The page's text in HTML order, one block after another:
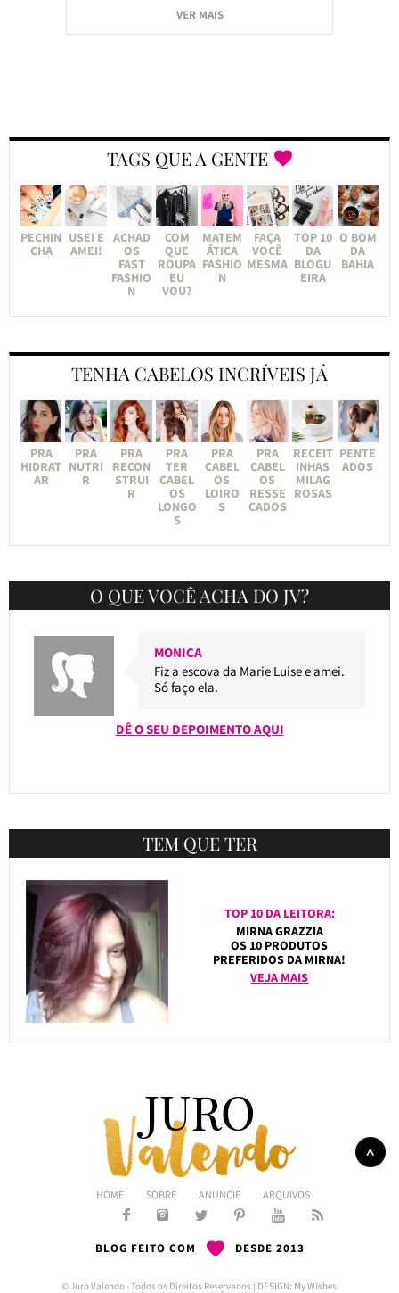
VER MAIS
TAGS QUE A GENTE
PECHIN
CHA
USEI E
AMEI!
ACHAD
OS
FAST
FASHIO
N
COM
QUE
ROUPA
EU
VOU?
MATEM
ÁTICA
FASHIO
N
FAÇA
VOCÊ
MESMA
TOP 10
DA
BLOGU
EIRA
O BOM
DA
BAHIA
TENHA CABELOS INCRÍVEIS JÁ
PRA
HIDRAT
AR
PRA
NUTRI
R
PRA
RECON
STRUI
R
PRA
TER
CABEL
OS
LONGO
S
PRA
CABEL
OS
LOIRO
S
PRA
CABEL
OS
RESSE
CADOS
RECEIT
INHAS
MILAG
ROSAS
PENTE
ADOS
O QUE VOCÊ ACHA DO JV?
MONICA
Fiz a escova da Marie Luise e amei.
Só faço ela.
DÊ O SEU DEPOIMENTO AQUI
TEM QUE TER
TOP 10 DA LEITORA:
MIRNA GRAZZIA
OS 10 PRODUTOS
PREFERIDOS DA MIRNA!
VEJA MAIS
HOME SOBRE ANUNCIE ARQUIVOS
BLOG FEITO COM DESDE 2013
© Juro Valendo - Todos os Direitos Reservados | DESIGN: My Wishes